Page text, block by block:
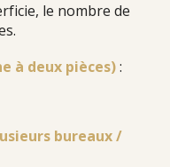
le nombre de
à deux pièces):
bureaux /